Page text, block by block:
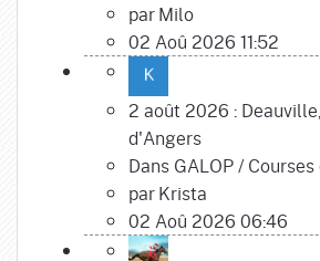
parMilo
02 Aoû 2026 11:52
2 août 2026 :
d'Angers
Dans GALOP/
parKrista
02 Aoû 2026 06:46